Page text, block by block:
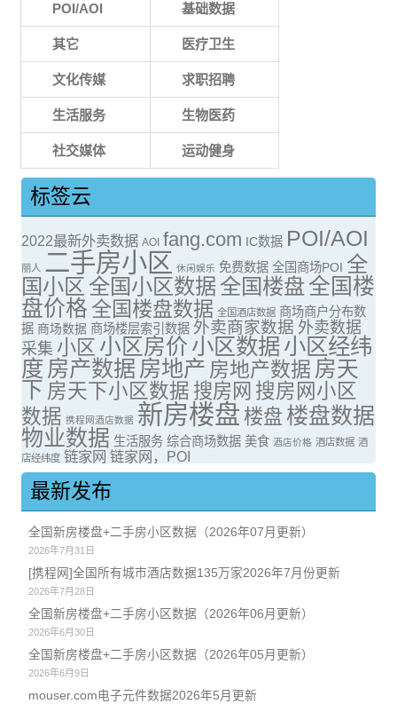
POI/AOI 基础数据
其它 医疗卫生
文化传媒 求职招聘
生活服务 生物医药
社交媒体 运动健身
标签云
2022最新外卖数据 AOI fang.com IC数据 POI/AOI
丽人 二手房小区 休闲娱乐 免费数据 全国商场POI 全
国小区 全国小区数据全国楼盘全国楼
盘价格 全国楼盘数据 全国酒店数据 商场商户分布数
据 商场数据 商场楼层索引数据 外卖商家数据 外卖数据
采集 小区 小区房价 小区数据小区经纬
度 房产数据 房地产 房地产数据 房天
下 房天下小区数据 搜房网 搜房网小区
数据 携程网酒店数据 新房楼盘 楼盘 楼盘数据
物业数据 生活服务 综合商场数据 美食 酒店价格 酒店数据 酒
店经纬度 链家网 链家网，POI
最新发布
全国新房楼盘+二手房小区数据（2026年07月更新）
2026年7月31日
[携程网]全国所有城市酒店数据135万家2026年7月份更新
2026年7月28日
全国新房楼盘+二手房小区数据（2026年06月更新）
2026年6月30日
全国新房楼盘+二手房小区数据（2026年05月更新）
2026年6月9日
mouser.com电子元件数据2026年5月更新